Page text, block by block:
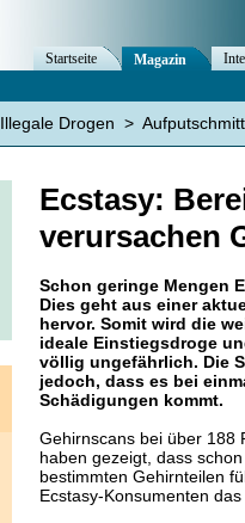
Ecstasy:
verursachen
Schon geringe Mengen
Dies geht aus einer
hervor. Somit wird die
ideale Einstiegsdroge
völlig ungefährlich. Die
jedoch, dass es bei
Schädigungen kommt.
Gehirnscans bei über 188
haben gezeigt, dass
bestimmten Gehirnteilen
Ecstasy-Konsumenten
Startseite Magazin
Illegale Drogen >